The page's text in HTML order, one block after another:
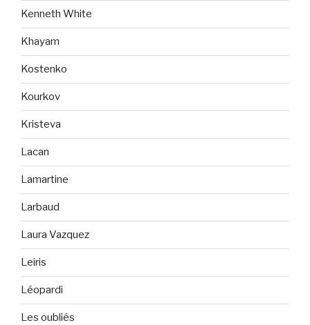
Kenneth White
Khayam
Kostenko
Kourkov
Kristeva
Lacan
Lamartine
Larbaud
Laura Vazquez
Leiris
Léopardi
Les oubliés